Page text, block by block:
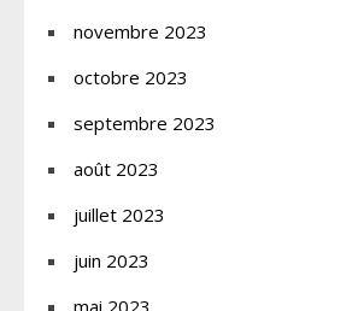
novembre 2023
octobre 2023
septembre 2023
août 2023
juillet 2023
juin 2023